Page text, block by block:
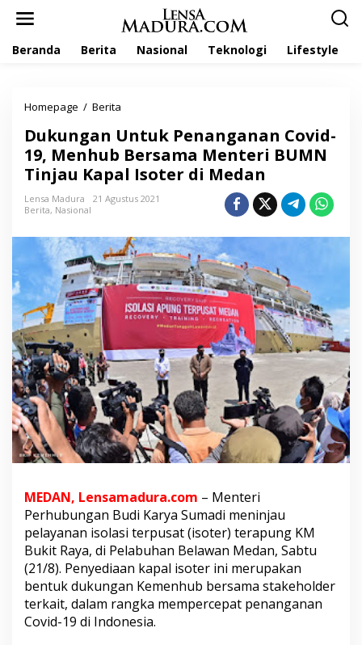
Beranda Berita Nasional Teknologi Lifestyle
Homepage / Berita
k
u
n
g
a
n
t
u
k
P
e
n
a
n
a
n
C
o
d
-
1
9
,
M
e
n
h
u
Dukungan Untuk Penanganan Covid-
19, Menhub Bersama Menteri BUMN
Tinjau Kapal Isoter di Medan
Lensa Madura
21 Agustus 2021
Berita, Nasional
MEDAN, Lensamadura.com – Menteri
Perhubungan Budi Karya Sumadi meninjau
pelayanan isolasi terpusat (isoter) terapung KM
Bukit Raya, di Pelabuhan Belawan Medan, Sabtu
(21/8). Penyediaan kapal isoter ini merupakan
bentuk dukungan Kemenhub bersama stakeholder
terkait, dalam rangka mempercepat penanganan
Covid-19 di Indonesia.